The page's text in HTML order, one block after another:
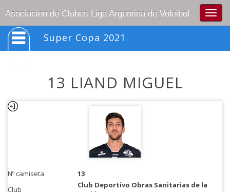
Asociacion de Clubes Liga Argentina de Voleibol
Super Copa 2021
13 LIAND MIGUEL
Nº camiseta
13
Club
Club Deportivo Obras Sanitarias de la